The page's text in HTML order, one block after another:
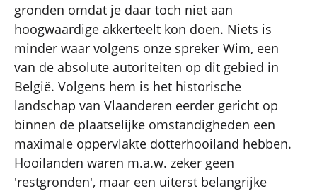
gronden omdat je daar toch niet aan
hoogwaardige akkerteelt kon doen. Niets is
minder waar volgens onze spreker Wim, een
van de absolute autoriteiten op dit gebied in
België. Volgens hem is het historische
landschap van Vlaanderen eerder gericht op
binnen de plaatselijke omstandigheden een
maximale oppervlakte dotterhooiland hebben.
Hooilanden waren m.a.w. zeker geen
'restgronden', maar een uiterst belangrijke